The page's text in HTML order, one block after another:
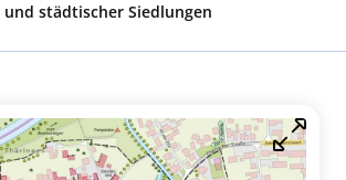
städtischer Siedlungen